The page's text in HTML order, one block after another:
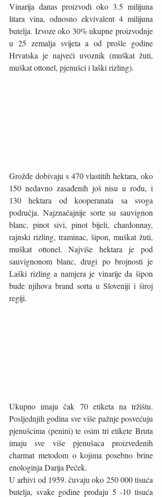
Vinarija danas proizvodi oko 3.5 milijuna
litara vina, odnosno ekvivalent 4 milijuna
butelja. Izvoze oko 30% ukupne proizvodnje
u 25 zemalja svijeta a od prošle godine
Hrvatska je najveći uvoznik (muškat žuti,
muškat ottonel, pjenušci i laški rizling).
Grožđe dobivaju s 470 vlastitih hektara, oko
150 nedavno zasađenih još nisu u rodu, i
130 hektara od kooperanata sa svoga
područja. Najznačajnije sorte su sauvignon
blanc, pinot sivi, pinot bijeli, chardonnay,
rajnski rizling, traminac, šipon, muškat žuti,
muškat ottonel. Najviše hektara je pod
sauvignonom blanc, drugi po brojnosti je
Laški rizling a namjera je vinarije da šipon
bude njihova brand sorta u Sloveniji i široj
regiji.
Ukupno imaju čak 70 etiketa na tržištu.
Posljednjih godina sve više pažnje posvećuju
pjenušcima (penini) te osim tri etikete Bruta
imaju sve više pjenušaca proizvedenih
charmat metodom o kojima posebno brine
enologinja Darija Peček.
U arhivi od 1959. čuvaju oko 250 000 tisuća
butelja, svake godine prodaju 5 -10 tisuća